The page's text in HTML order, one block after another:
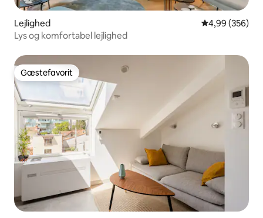
Lejlighed 4,99 ud af 5 i
4,99 (356)
Lys og komfortabel lejlighed
Gæstefavorit
Gæstefavorit